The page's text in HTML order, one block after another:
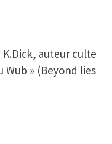
auteur culte
Wub » (Beyond lies